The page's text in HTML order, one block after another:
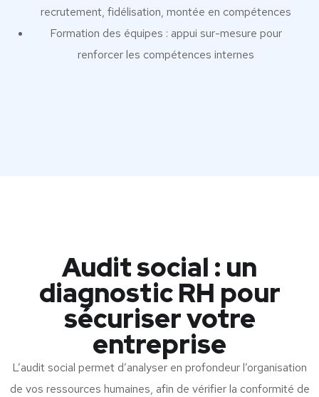
recrutement, fidélisation, montée en compétences
Formation des équipes : appui sur-mesure pour
renforcer les compétences internes
Audit social : un
diagnostic RH pour
sécuriser votre
entreprise
L’audit social permet d’analyser en profondeur l’organisation
de vos ressources humaines, afin de vérifier la conformité de